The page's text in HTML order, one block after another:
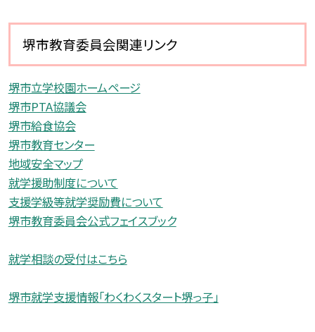
堺市教育委員会関連リンク
堺市立学校園ホームページ
堺市PTA協議会
堺市給食協会
堺市教育センター
地域安全マップ
就学援助制度について
支援学級等就学奨励費について
堺市教育委員会公式フェイスブック
就学相談の受付はこちら
堺市就学支援情報「わくわくスタート堺っ子」